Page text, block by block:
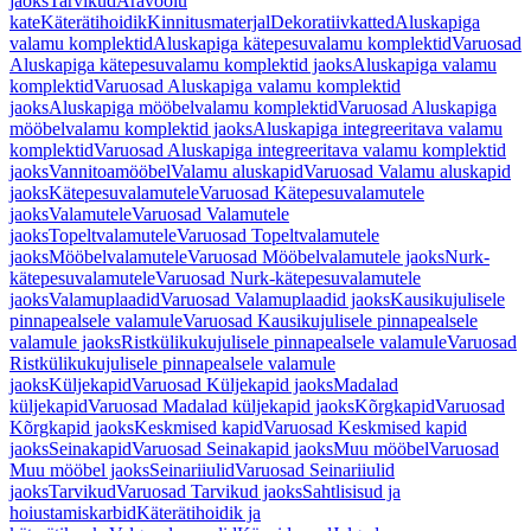
kateKäterätihoidikKinnitusmaterjalDekoratiivkattedAluskapiga
valamu komplektidAluskapiga kätepesuvalamu komplektidVaruosad
Aluskapiga kätepesuvalamu komplektid jaoksAluskapiga valamu
komplektidVaruosad Aluskapiga valamu komplektid
jaoksAluskapiga mööbelvalamu komplektidVaruosad Aluskapiga
mööbelvalamu komplektid jaoksAluskapiga integreeritava valamu
komplektidVaruosad Aluskapiga integreeritava valamu komplektid
jaoksVannitoamööbelValamu aluskapidVaruosad Valamu aluskapid
jaoksKätepesuvalamuteleVaruosad Kätepesuvalamutele
jaoksValamuteleVaruosad Valamutele
jaoksTopeltvalamuteleVaruosad Topeltvalamutele
jaoksMööbelvalamuteleVaruosad Mööbelvalamutele jaoksNurk-
kätepesuvalamuteleVaruosad Nurk-kätepesuvalamutele
jaoksValamuplaadidVaruosad Valamuplaadid jaoksKausikujulisele
pinnapealsele valamuleVaruosad Kausikujulisele pinnapealsele
valamule jaoksRistkülikukujulisele pinnapealsele valamuleVaruosad
Ristkülikukujulisele pinnapealsele valamule
jaoksKüljekapidVaruosad Küljekapid jaoksMadalad
küljekapidVaruosad Madalad küljekapid jaoksKõrgkapidVaruosad
Kõrgkapid jaoksKeskmised kapidVaruosad Keskmised kapid
jaoksSeinakapidVaruosad Seinakapid jaoksMuu mööbelVaruosad
Muu mööbel jaoksSeinariiulidVaruosad Seinariiulid
jaoksTarvikudVaruosad Tarvikud jaoksSahtlisisud ja
hoiustamiskarbidKäterätihoidik ja